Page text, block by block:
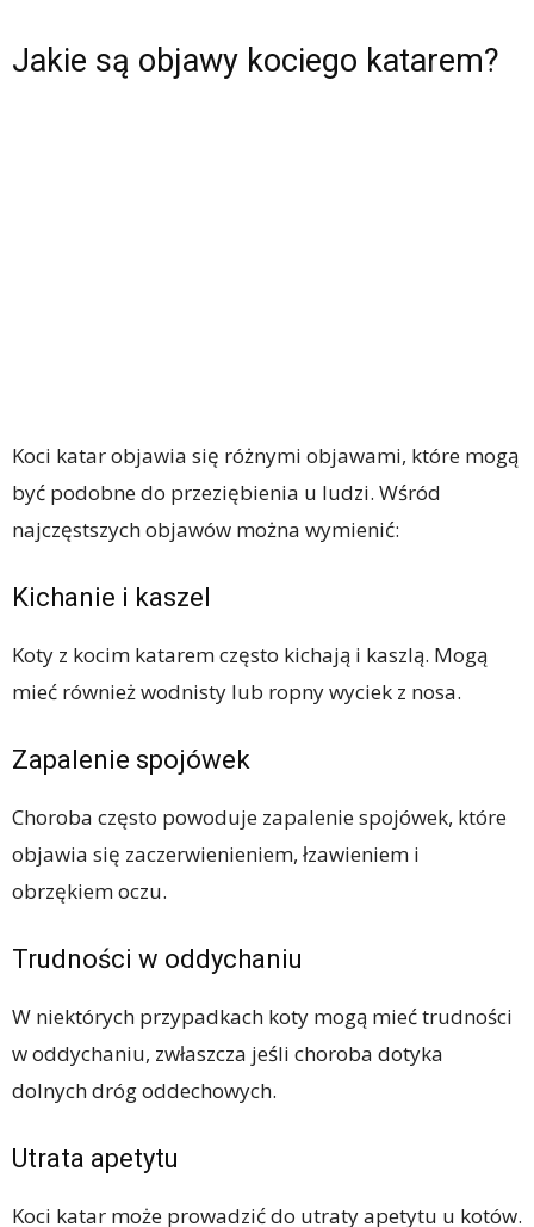
Jakie są objawy kociego katarem?
Koci katar objawia się różnymi objawami, które mogą
być podobne do przeziębienia u ludzi. Wśród
najczęstszych objawów można wymienić:
Kichanie i kaszel
Koty z kocim katarem często kichają i kaszlą. Mogą
mieć również wodnisty lub ropny wyciek z nosa.
Zapalenie spojówek
Choroba często powoduje zapalenie spojówek, które
objawia się zaczerwienieniem, łzawieniem i
obrzękiem oczu.
Trudności w oddychaniu
W niektórych przypadkach koty mogą mieć trudności
w oddychaniu, zwłaszcza jeśli choroba dotyka
dolnych dróg oddechowych.
Utrata apetytu
Koci katar może prowadzić do utraty apetytu u kotów.